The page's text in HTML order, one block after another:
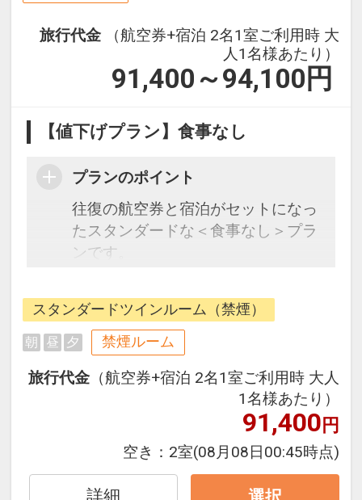
旅行代金
（航空券+宿泊 2名1室ご利用時 大
人1名様あたり）
91,400～94,100 円
【値下げプラン】食事なし
プランのポイント
往復の航空券と宿泊がセットになっ
たスタンダードな＜食事なし＞プラ
ンです。
できるダイナミックパッケージだか
ら、一都市滞在はもちろん周遊旅行
にも最適！
旅行期間中の1泊だけの宿泊や延
泊・飛び泊なども自由自在です。
フライトは、安心のJAL（または
JALグループ）確約！フライトマイ
ル50%貯まります。
オプションでレンタカーや現地交
通・体験プランなどの追加（同時予
スタンダードツインルーム（禁煙）
朝 昼 夕 禁煙ルーム
旅行代金 （航空券+宿泊 2名1室ご利用時 大人
1名様あたり）
91,400円
空き： 2室(08月08日00:45時点)
詳細 選択